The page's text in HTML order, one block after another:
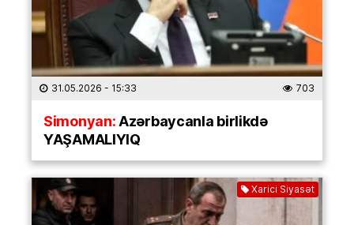
31.05.2026 - 15:33 703
Simonyan:Azərbaycanla birlikdə
YAŞAMALIYIQ
Xarici Siyasət